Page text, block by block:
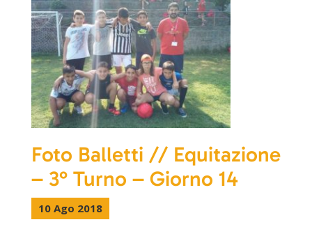
Foto Balletti // Equitazione
– 3° Turno – Giorno 14
10 Ago 2018